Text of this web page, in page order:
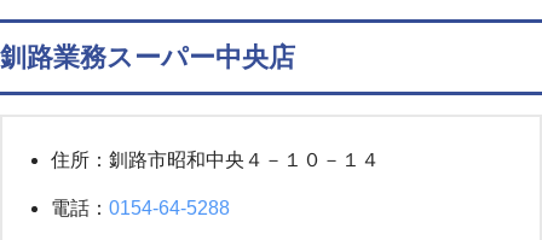
釧路業務スーパー中央店
住所：釧路市昭和中央４－１０－１４
電話： 0154-64-5288